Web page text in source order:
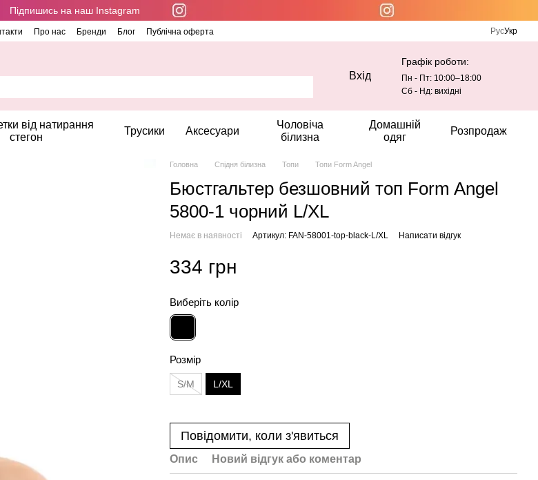
Підпишись на наш Instagram
Про нас Бренди Блог Публічна оферта РусУкр
Вхід
Графік роботи:
Пн - Пт: 10:00–18:00
Сб - Нд: вихідні
від натирання
стегон
Трусики Аксесуари
Чоловіча
білизна
Домашній
одяг
Розпродаж
Головна Спідня білизна Топи Топи Form Angel
Бюстгальтер безшовний топ Form Angel
5800-1 чорний L/XL
Немає в наявності Артикул: FAN-58001-top-black-L/XL Написати відгук
334 грн
Виберіть колір
Розмір
S/M L/XL
Повідомити, коли з'явиться
Опис Новий відгук або коментар